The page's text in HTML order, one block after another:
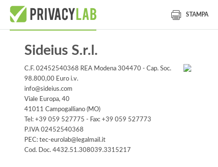
STAMPA
Sideius S.r.l.
C.F. 02452540368 REA Modena 304470 - Cap. Soc.
98.800,00 Euro i.v.
info@sideius.com
Viale Europa, 40
41011 Campogalliano (MO)
Tel: +39 059 527775 - Fax: +39 059 527773
P.IVA 02452540368
PEC: tec-eurolab@legalmail.it
Cod. Doc. 4432.51.308039.3315217